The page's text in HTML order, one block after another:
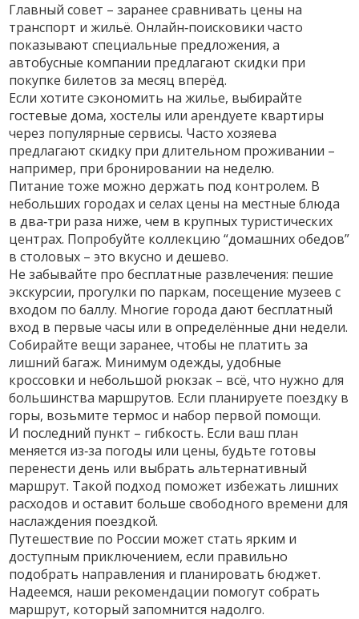
Главный совет – заранее сравнивать цены на
транспорт и жильё. Онлайн‑поисковики часто
показывают специальные предложения, а
автобусные компании предлагают скидки при
покупке билетов за месяц вперёд.
Если хотите сэкономить на жилье, выбирайте
гостевые дома, хостелы или арендуете квартиры
через популярные сервисы. Часто хозяева
предлагают скидку при длительном проживании –
например, при бронировании на неделю.
Питание тоже можно держать под контролем. В
небольших городах и селах цены на местные блюда
в два‑три раза ниже, чем в крупных туристических
центрах. Попробуйте коллекцию “домашних обедов”
в столовых – это вкусно и дешево.
Не забывайте про бесплатные развлечения: пешие
экскурсии, прогулки по паркам, посещение музеев с
входом по баллу. Многие города дают бесплатный
вход в первые часы или в определённые дни недели.
Собирайте вещи заранее, чтобы не платить за
лишний багаж. Минимум одежды, удобные
кроссовки и небольшой рюкзак – всё, что нужно для
большинства маршрутов. Если планируете поездку в
горы, возьмите термос и набор первой помощи.
И последний пункт – гибкость. Если ваш план
меняется из‑за погоды или цены, будьте готовы
перенести день или выбрать альтернативный
маршрут. Такой подход поможет избежать лишних
расходов и оставит больше свободного времени для
наслаждения поездкой.
Путешествие по России может стать ярким и
доступным приключением, если правильно
подобрать направления и планировать бюджет.
Надеемся, наши рекомендации помогут собрать
маршрут, который запомнится надолго.